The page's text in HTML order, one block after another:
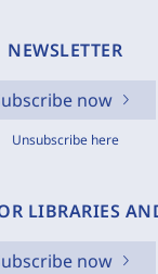
NEWSLETTER
now
Unsubscribe here
LIBRARIES
now